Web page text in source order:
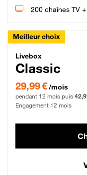
200 chaînes TV
Meilleur choix
Livebox
Livebox
Classic
29,99 € par mois
29,99 €/mois
pendant 12 mois puis
Engagement 12 mois